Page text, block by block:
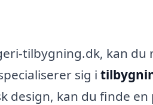
tilbygning.dk, kan du
sig i
design, kan du finde